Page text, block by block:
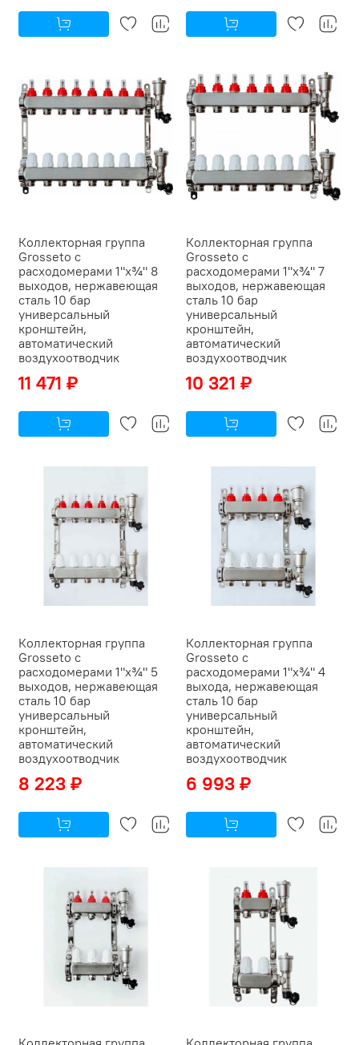
Коллекторная группа
Grosseto с
расходомерами 1"x¾" 8
выходов, нержавеющая
сталь 10 бар
универсальный
кронштейн,
автоматический
воздухоотводчик
11 471 ₽
Коллекторная группа
Grosseto с
расходомерами 1"x¾" 7
выходов, нержавеющая
сталь 10 бар
универсальный
кронштейн,
автоматический
воздухоотводчик
10 321 ₽
Коллекторная группа
Grosseto с
расходомерами 1"x¾" 5
выходов, нержавеющая
сталь 10 бар
универсальный
кронштейн,
автоматический
воздухоотводчик
8 223 ₽
Коллекторная группа
Grosseto с
расходомерами 1"x¾" 4
выхода, нержавеющая
сталь 10 бар
универсальный
кронштейн,
автоматический
воздухоотводчик
6 993 ₽